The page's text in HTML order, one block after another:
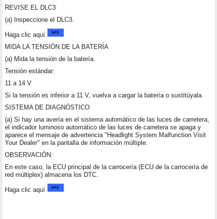
REVISE EL DLC3
(a) Inspeccione el DLC3.
Haga clic aquí
MIDA LA TENSIÓN DE LA BATERÍA
(a) Mida la tensión de la batería.
Tensión estándar:
11 a 14 V
Si la tensión es inferior a 11 V, vuelva a cargar la batería o sustitúyala.
SISTEMA DE DIAGNÓSTICO
(a) Si hay una avería en el sistema automático de las luces de carretera,
el indicador luminoso automático de las luces de carretera se apaga y
aparece el mensaje de advertencia "Headlight System Malfunction Visit
Your Dealer" en la pantalla de información múltiple.
OBSERVACIÓN:
En este caso, la ECU principal de la carrocería (ECU de la carrocería de
red múltiplex) almacena los DTC.
Haga clic aquí